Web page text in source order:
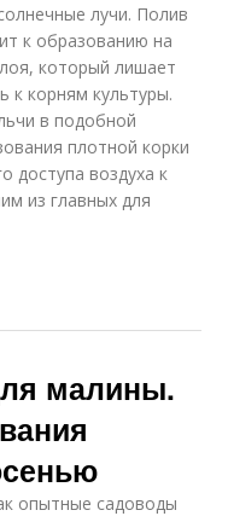
лучи. Полив
к образованию на
который лишает
к корням культуры.
в подобной
плотной корки
доступа воздуха к
из главных для
малины.
опытные садоводы